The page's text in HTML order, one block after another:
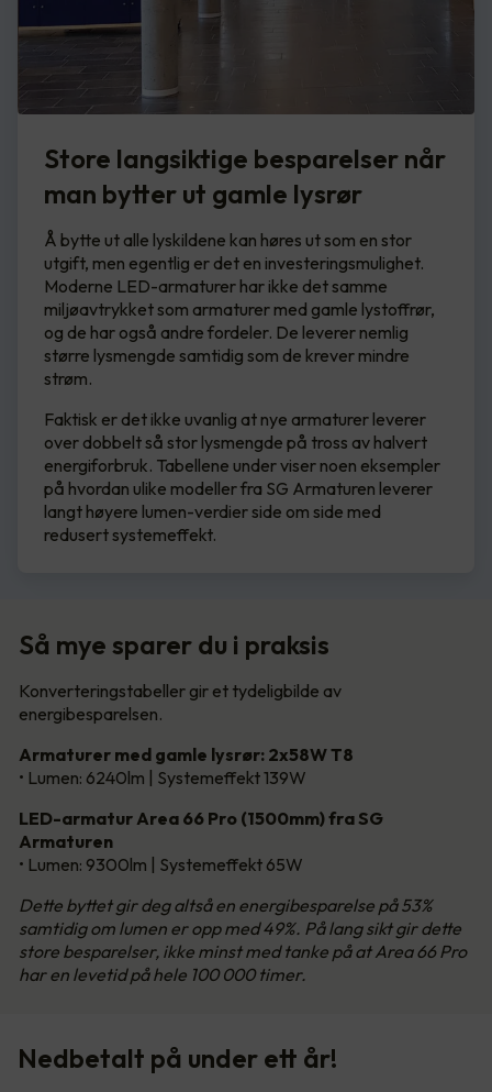
Store langsiktige besparelser når
man bytter ut gamle lysrør
Å bytte ut alle lyskildene kan høres ut som en stor
utgift, men egentlig er det en investeringsmulighet.
Moderne LED-armaturer har ikke det samme
miljøavtrykket som armaturer med gamle lystoffrør,
og de har også andre fordeler. De leverer nemlig
større lysmengde samtidig som de krever mindre
strøm.
Faktisk er det ikke uvanlig at nye armaturer leverer
over dobbelt så stor lysmengde på tross av halvert
energiforbruk. Tabellene under viser noen eksempler
på hvordan ulike modeller fra SG Armaturen leverer
langt høyere lumen-verdier side om side med
redusert systemeffekt.
Så mye sparer du i praksis
Konverteringstabeller gir et tydeligbilde av
energibesparelsen.
Armaturer med gamle lysrør: 2x58W T8
• Lumen: 6240lm | Systemeffekt 139W
LED-armatur Area 66 Pro (1500mm) fra SG
Armaturen
• Lumen: 9300lm | Systemeffekt 65W
Dette byttet gir deg altså en energibesparelse på 53%
samtidig om lumen er opp med 49%. På lang sikt gir dette
store besparelser, ikke minst med tanke på at Area 66 Pro
har en levetid på hele 100 000 timer.
Nedbetalt på under ett år!